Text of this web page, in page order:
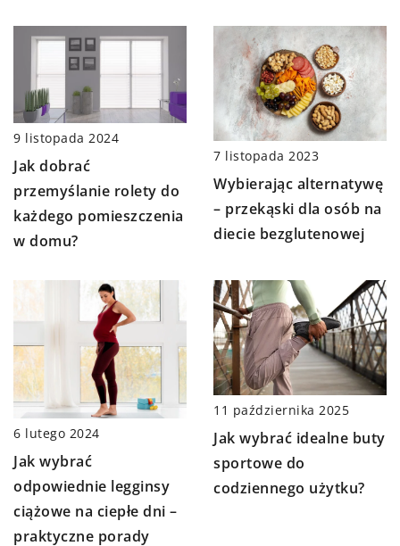
9 listopada 2024
Jak dobrać
przemyślanie rolety do
każdego pomieszczenia
w domu?
7 listopada 2023
Wybierając alternatywę
– przekąski dla osób na
diecie bezglutenowej
6 lutego 2024
Jak wybrać
odpowiednie legginsy
ciążowe na ciepłe dni –
praktyczne porady
11 października 2025
Jak wybrać idealne buty
sportowe do
codziennego użytku?